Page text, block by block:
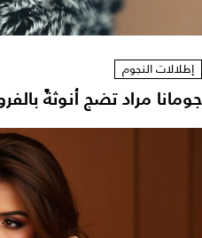
إطلالات النجوم
جومانا مراد تضج أنوثةً